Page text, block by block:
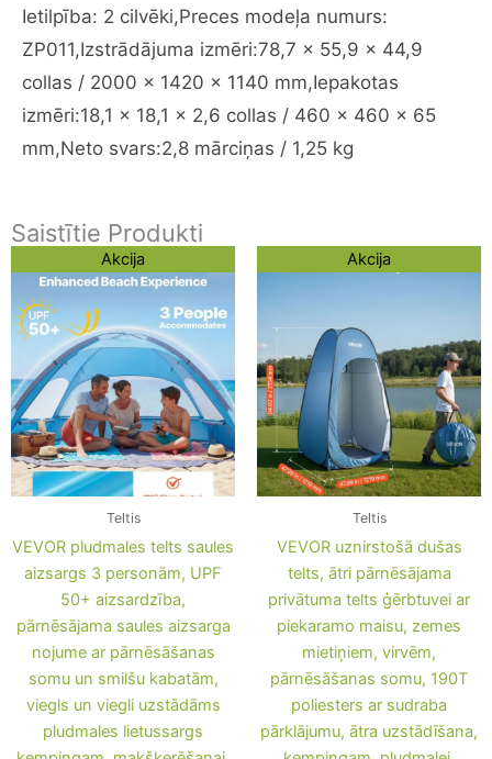
lietussargs
kempingam,
piknikam
brīvā
dabā
Ietilpība: 2 cilvēki,Preces modeļa numurs:
ZP011,Izstrādājuma izmēri:78,7 x 55,9 x 44,9
collas / 2000 x 1420 x 1140 mm,Iepakotas
izmēri:18,1 x 18,1 x 2,6 collas / 460 x 460 x 65
mm,Neto svars:2,8 mārciņas / 1,25 kg
Saistītie Produkti
Akcija
Teltis
VEVOR pludmales telts saules
aizsargs 3 personām, UPF
50+ aizsardzība,
pārnēsājama saules aizsarga
nojume ar pārnēsāšanas
somu un smilšu kabatām,
viegls un viegli uzstādāms
pludmales lietussargs
Original
price
was:
97,89 €.
price
is:
73,69 €.
Akcija
Teltis
VEVOR uznirstošā dušas
telts, ātri pārnēsājama
privātuma telts ģērbtuvei ar
piekaramo maisu, zemes
mietiņiem, virvēm,
pārnēsāšanas somu, 190T
poliesters ar sudraba
pārklājumu, ātra uzstādīšana,
Original
price
price